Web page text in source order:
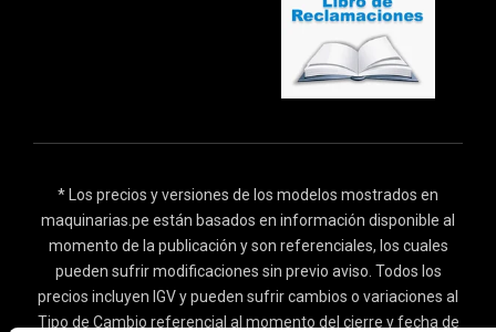
* Los precios y versiones de los modelos mostrados en
maquinarias.pe están basados en información disponible al
momento de la publicación y son referenciales, los cuales
pueden sufrir modificaciones sin previo aviso. Todos los
precios incluyen IGV y pueden sufrir cambios o variaciones al
Tipo de Cambio referencial al momento del cierre y fecha de